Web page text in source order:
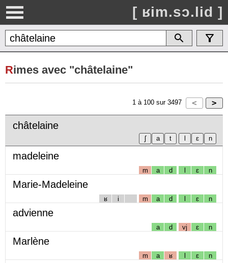
[ ʁim.sɔ.lid ]
Rimes avec "châtelaine"
1 à 100 sur 3497
châtelaine
madeleine
m a d l ɛ n
Marie-Madeleine
ʁ i m a d l ɛ n
advienne
a d vj ɛ n
Marlène
m a ʁ l ɛ n